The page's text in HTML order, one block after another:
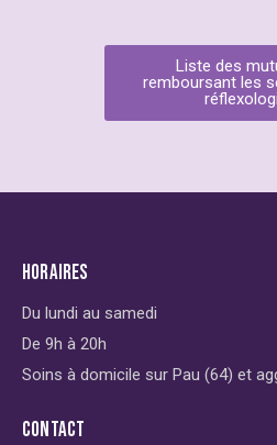
Liste des
remboursant les
HORAIRES
Du lundi au samedi
De 9h à 20h
Soins à domicile sur Pau (64) et
CONTACT